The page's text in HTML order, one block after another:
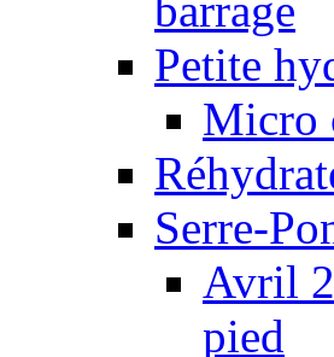
barrage
Petite
Micro
Serre-
Avril
pied